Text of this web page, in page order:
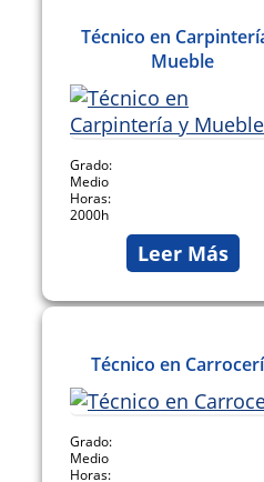
Técnico en
Mueble
Grado:
Medio
Horas:
2000h
Leer Más
Técnico en
Grado:
Medio
Horas: